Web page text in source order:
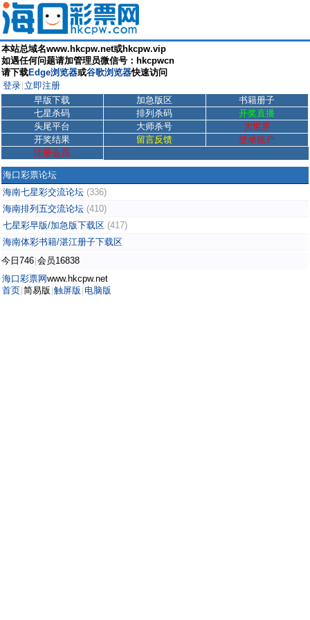
本站总域名www.hkcpw.net或hkcpw.vip
如遇任何问题请加管理员微信号：hkcpwcn
请下载Edge浏览器或谷歌浏览器快速访问
登录 立即注册
早版下载
加急版区
书籍册子
七星杀码
排列杀码
开奖直播
头尾平台
大师杀号
大世界
开奖结果
留言反馈
登录账户
注册会员
海口彩票论坛
海南七星彩交流论坛 (336)
海南排列五交流论坛 (410)
七星彩早版/加急版下载区 (417)
海南体彩书籍/湛江册子下载区
今日746 会员16838
海口彩票网www.hkcpw.net
首页 简易版 触屏版 电脑版